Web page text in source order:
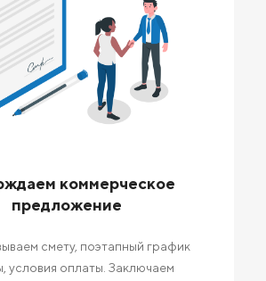
коммерческое
предложение
смету, поэтапный график
условия оплаты. Заключаем